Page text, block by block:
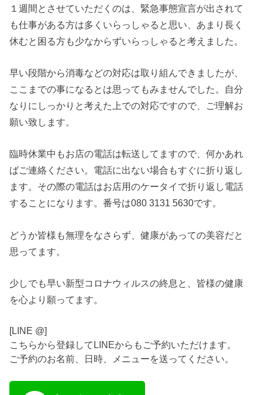
１週間とさせていただくのは、緊急事態宣言が出されて
も仕事がある方は多くいらっしゃると思い、あまり長く
休むと困る方も少なからずいらっしゃると考えました。
早い段階から消毒などの対応は取り組んできましたが、
ここまでの事になるとは思ってもみませんでした。自分
なりにしっかりと考えた上での対応ですので、ご理解お
願い致します。
臨時休業中もお店の電話は転送してますので、何かあれ
ばご連絡ください。電話に出ない場合もすぐに折り返し
ます。その際の電話はお店用のケータイで折り返し電話
することになります。番号は080 3131 5630です。
どうか皆様も無理をなさらず、健康があっての美容だと
思ってます。
少しでも早い新型コロナウィルスの終息と、皆様の健康
を心より願ってます。
[LINE @]
こちらから登録してLINEからもご予約いただけます。
ご予約のお名前、日時、メニューを送ってください。